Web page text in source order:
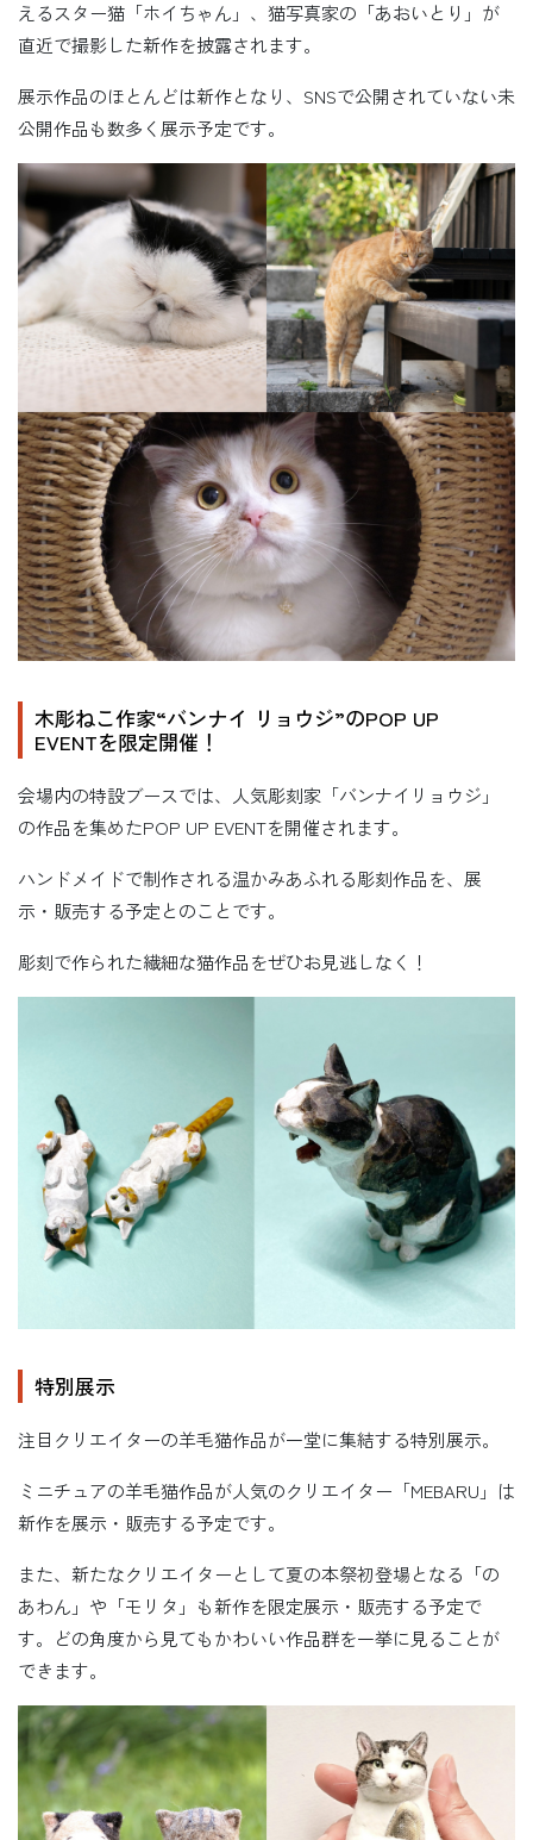
えるスター猫「ホイちゃん」、猫写真家の「あおいとり」が
直近で撮影した新作を披露されます。
展示作品のほとんどは新作となり、SNSで公開されていない未
公開作品も数多く展示予定です。
木彫ねこ作家“バンナイ リョウジ”のPOP UP
EVENTを限定開催！
会場内の特設ブースでは、人気彫刻家「バンナイリョウジ」
の作品を集めたPOP UP EVENTを開催されます。
ハンドメイドで制作される温かみあふれる彫刻作品を、展
示・販売する予定とのことです。
彫刻で作られた繊細な猫作品をぜひお見逃しなく！
特別展示
注目クリエイターの羊毛猫作品が一堂に集結する特別展示。
ミニチュアの羊毛猫作品が人気のクリエイター「MEBARU」は
新作を展示・販売する予定です。
また、新たなクリエイターとして夏の本祭初登場となる「の
あわん」や「モリタ」も新作を限定展示・販売する予定で
す。どの角度から見てもかわいい作品群を一挙に見ることが
できます。